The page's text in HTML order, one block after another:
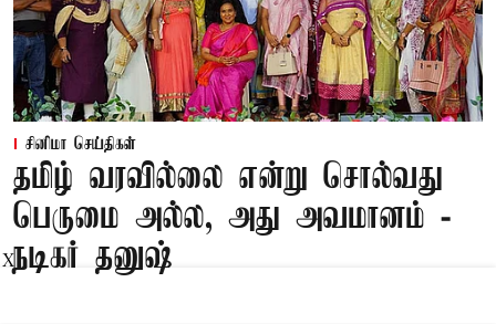
சினிமா செய்திகள்
தமிழ் வரவில்லை என்று சொல்வது
பெருமை அல்ல, அது அவமானம் -
நடிகர் தனுஷ்
X